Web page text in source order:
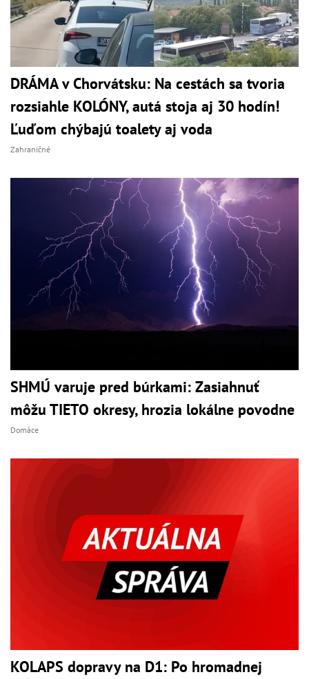
DRÁMA v Chorvátsku: Na cestách sa tvoria
rozsiahle KOLÓNY, autá stoja aj 30 hodín!
Ľuďom chýbajú toalety aj voda
Zahraničné
SHMÚ varuje pred búrkami: Zasiahnuť
môžu TIETO okresy, hrozia lokálne povodne
Domáce
KOLAPS dopravy na D1: Po hromadnej